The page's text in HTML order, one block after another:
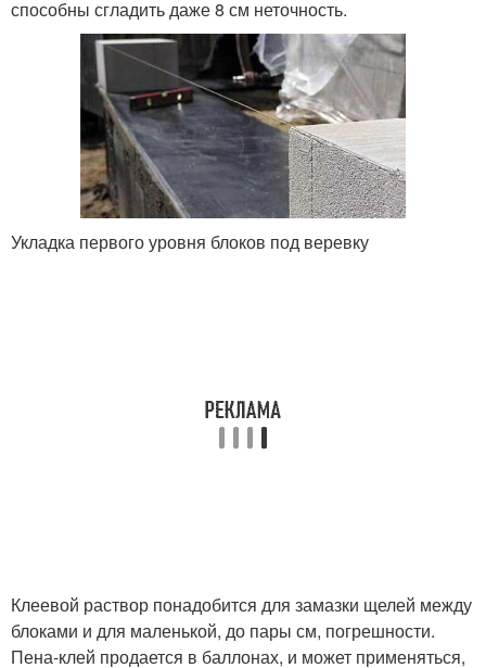
способны сгладить даже 8 см неточность.
Укладка первого уровня блоков под веревку
Клеевой раствор понадобится для замазки щелей между
блоками и для маленькой, до пары см, погрешности.
Пена-клей продается в баллонах, и может применяться,